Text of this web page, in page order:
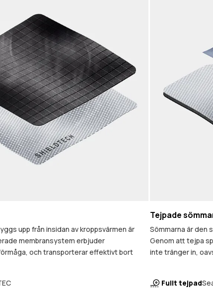
upp från insidan av kroppsvärmen är
membransystem erbjuder
och transporterar effektivt bort
Tejpade
Sömmarna är den
Genom att tejpa
inte tränger in,
Fullt tejpad